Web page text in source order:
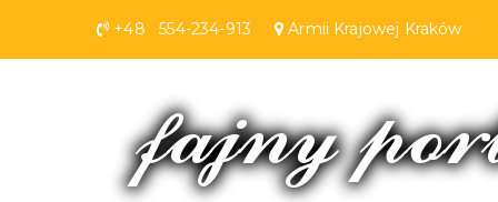
+48 554-234-913 Armii Krajowej Kraków